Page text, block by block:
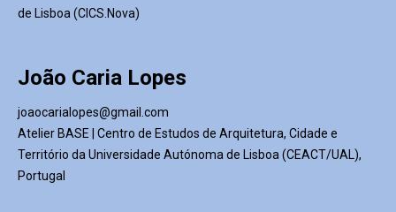
de Lisboa (CICS.Nova)
João Caria Lopes
joaocarialopes@gmail.com
Atelier BASE | Centro de Estudos de Arquitetura, Cidade e
Território da Universidade Autónoma de Lisboa (CEACT/UAL),
Portugal